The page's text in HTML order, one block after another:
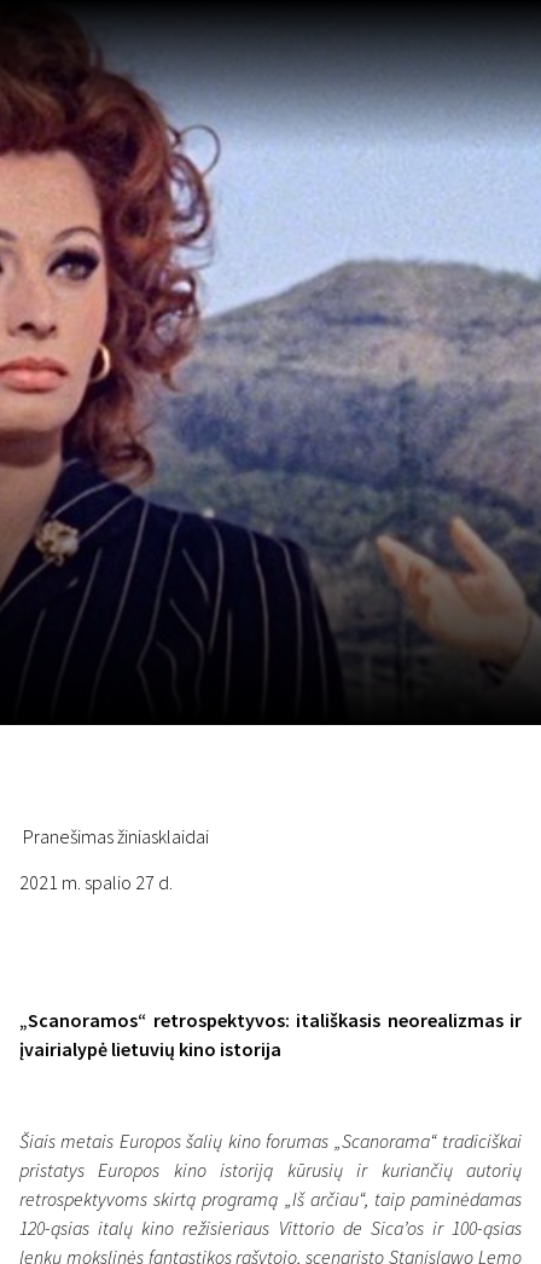
Naujienos
„Scanoramos“ retrospektyvos:
Pranešimas žiniasklaidai
2021 m. spalio 27 d.
„Scanoramos“ retrospektyvos: itališkasis neorealizmas ir
įvairialypė lietuvių kino istorija
Šiais metais Europos šalių kino forumas „Scanorama“ tradiciškai
pristatys Europos kino istoriją kūrusių ir kuriančių autorių
retrospektyvoms skirtą programą „Iš arčiau“, taip paminėdamas
120-ąsias italų kino režisieriaus Vittorio de Sica’os ir 100-ąsias
lenkų mokslinės fantastikos rašytojo, scenaristo Stanislawo Lemo